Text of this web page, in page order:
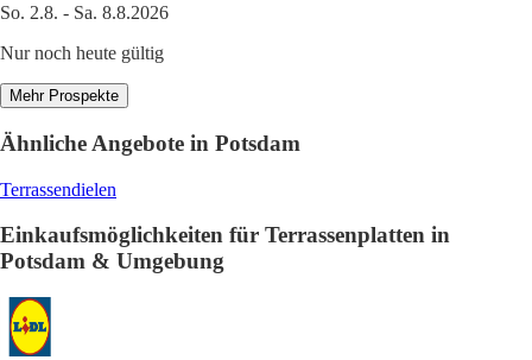
So. 2.8. - Sa. 8.8.2026
Nur noch heute gültig
Mehr Prospekte
Ähnliche Angebote in Potsdam
Terrassendielen
Einkaufsmöglichkeiten für Terrassenplatten in
Potsdam & Umgebung